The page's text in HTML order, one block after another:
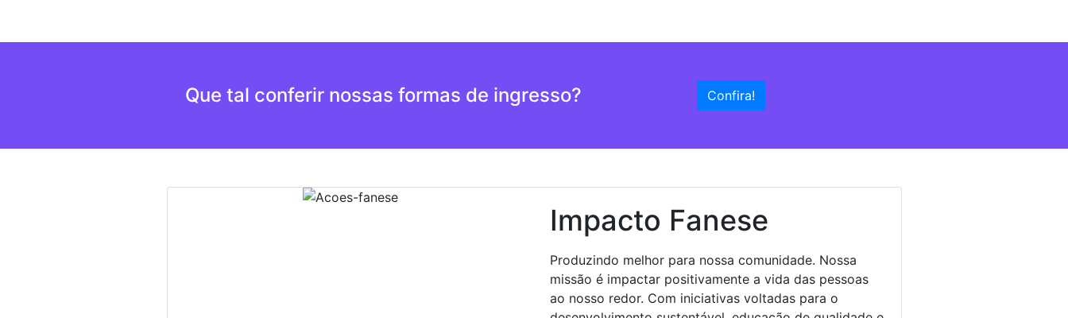
Que tal conferir nossas formas de ingresso? Confira!
Impacto Fanese
Produzindo melhor para nossa comunidade. Nossa
missão é impactar positivamente a vida das pessoas
ao nosso redor. Com iniciativas voltadas para o